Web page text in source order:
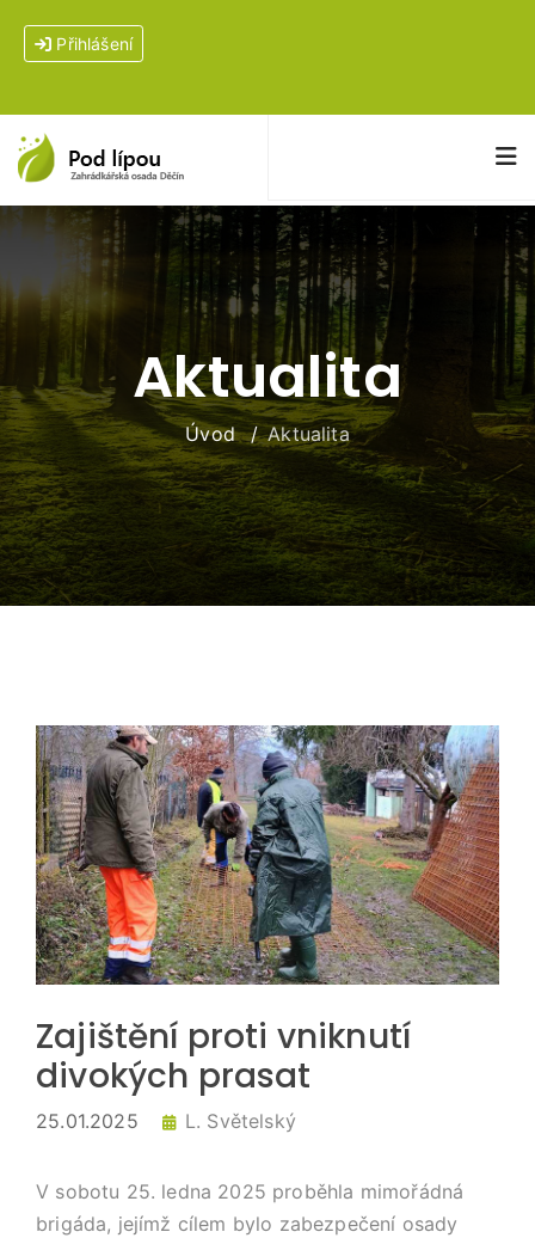
Přihlášení
Aktualita
Úvod Aktualita
Zajištění proti vniknutí
divokých prasat
25.01.2025 L. Světelský
V sobotu 25. ledna 2025 proběhla mimořádná
brigáda, jejímž cílem bylo zabezpečení osady